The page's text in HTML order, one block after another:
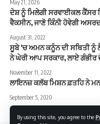
By using this site, you agree to the
May 21, 2026
ਦੇਸ਼ ਨੂੰ ਮਿਲੇਗੀ ਸਰਵਾਈਕਲ ਕੈਂਸਰ
ਵੈਕਸੀਨ, ਜਾਣੋ ਕਿੰਨੀ ਹੋਵੇਗੀ
August 31, 2022
ਸੂਬੇ ‘ਚ ਅਮਨ ਕਨੂੰਨ ਦੀ ਸਥਿਤੀ ਨੂੰ
ਨੇ ਘੇਰੀ ਆਪ ਸਰਕਾਰ, ਲਾਏ ਗੰਭੀਰ
November 11, 2022
ਲਾਇਨਜ਼ ਕਲੱਬ ਮਿਸ਼ਨ ਫ਼ਤਹਿ ਨੇ
September 5, 2020